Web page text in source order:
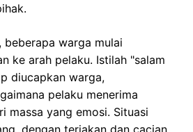
beberapa warga mulai
ke arah pelaku. Istilah "salam
diucapkan warga,
pelaku menerima
massa yang emosi. Situasi
dengan teriakan dan cacian